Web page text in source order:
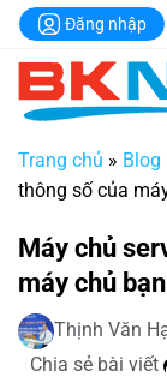
Chuyển
đến
dung
Đăng nhập
Trang chủ » Blog
thông số của
Máy chủ
máy chủ
Thịnh Văn
Chia sẻ bài viết